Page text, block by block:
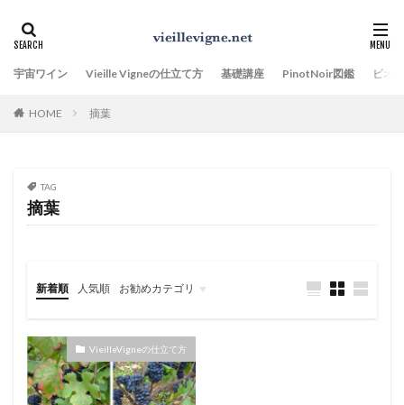
宇宙ワイン Vieille Vigneの仕立て方 基礎講座 PinotNoir図鑑 ビオ
HOME 摘葉
TAG
摘葉
新着順 人気順 お勧めカテゴリ
VieilleVigneの仕立て方